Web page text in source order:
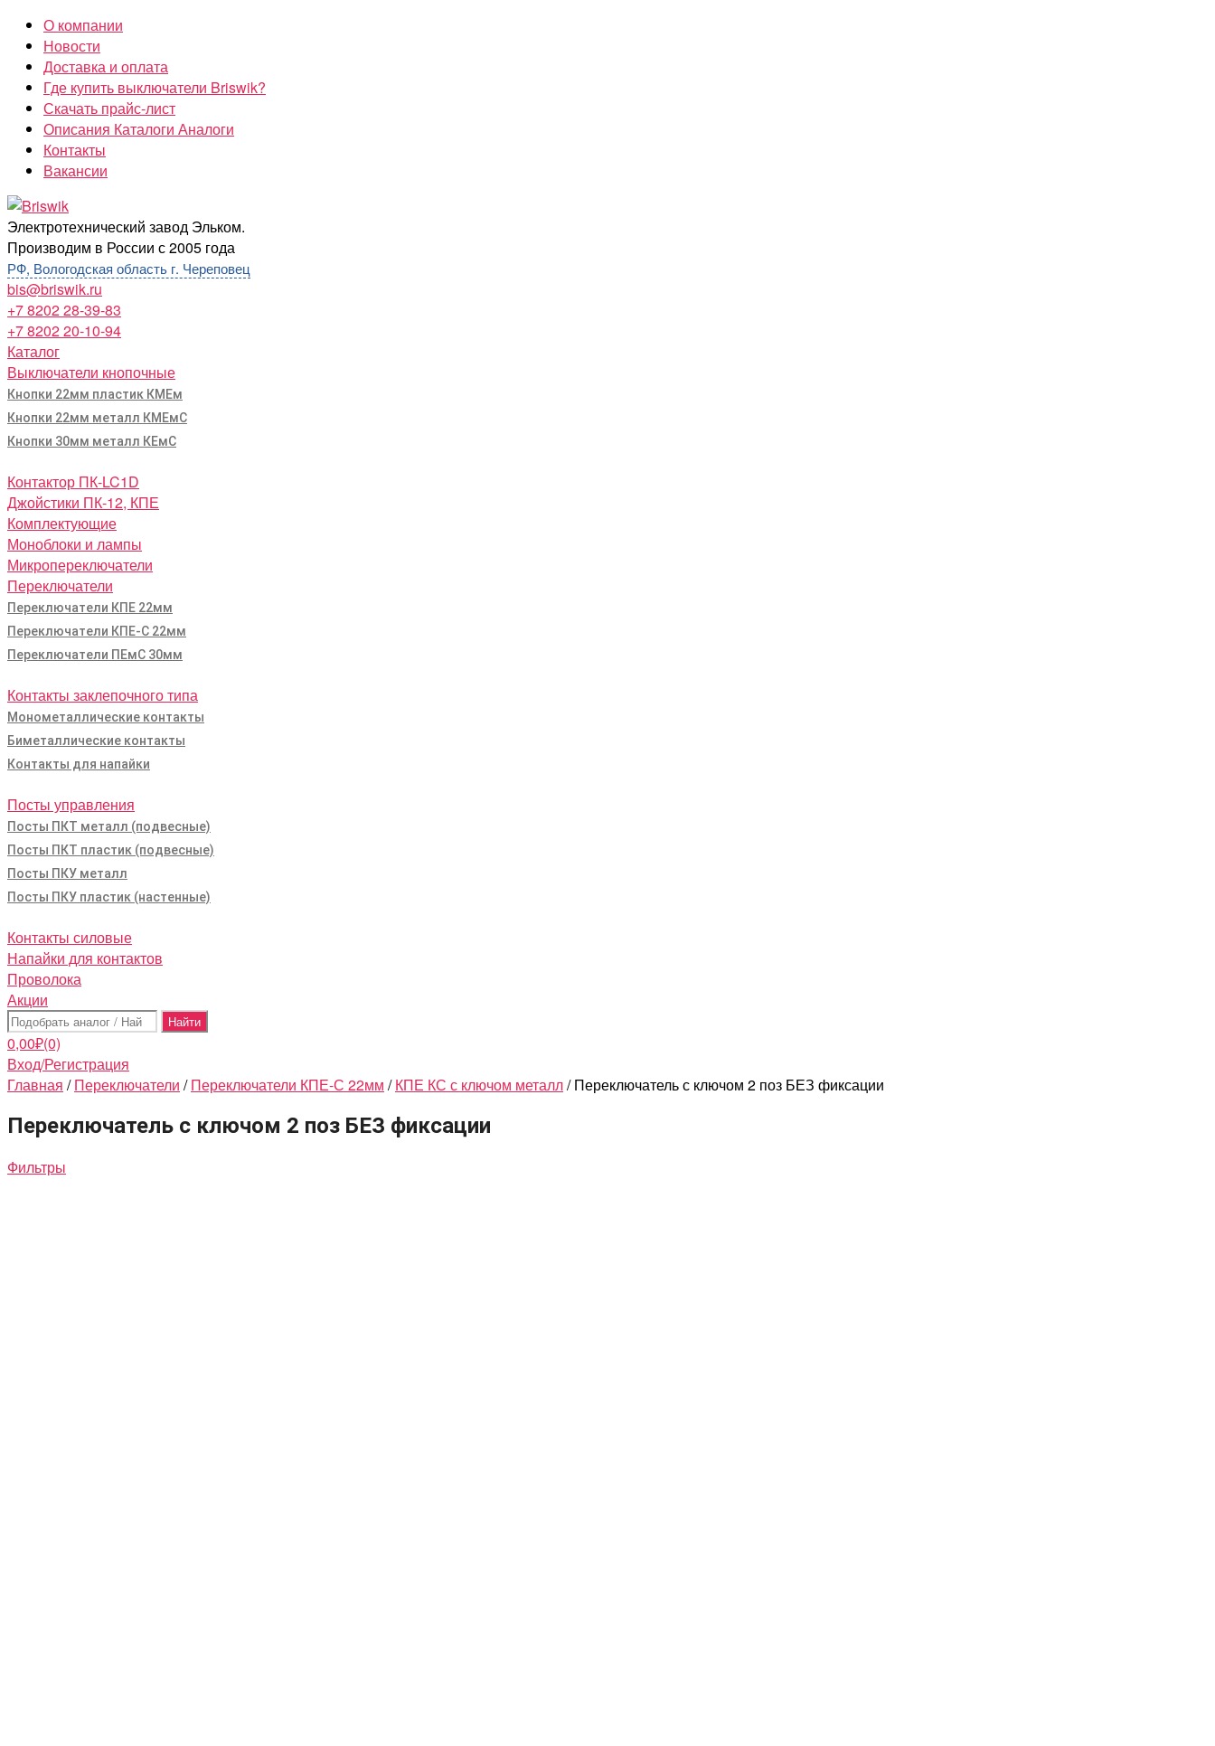
Перейти
содержимому
О компании
Новости
Доставка и оплата
Где купить выключатели Briswik?
Скачать прайс-лист
Описания Каталоги Аналоги
Контакты
Вакансии
Briswik
Электротехнический завод Эльком.
Производим в России с 2005 года
РФ, Вологодская область г. Череповец
bis@briswik.ru
+7 8202 28-39-83
+7 8202 20-10-94
Каталог
Выключатели кнопочные
Кнопки 22мм пластик КМЕм
Кнопки 22мм металл КМЕмС
Кнопки 30мм металл КЕмС
Контактор ПК-LC1D
Джойстики ПК-12, КПЕ
Комплектующие
Моноблоки и лампы
Микропереключатели
Переключатели
Переключатели КПЕ 22мм
Переключатели КПЕ-С 22мм
Переключатели ПЕмС 30мм
Контакты заклепочного типа
Монометаллические контакты
Биметаллические контакты
Контакты для напайки
Посты управления
Посты ПКТ металл (подвесные)
Посты ПКТ пластик (подвесные)
Посты ПКУ металл
Посты ПКУ пластик (настенные)
Контакты силовые
Напайки для контактов
Проволока
Акции
Поиск:
0,00₽(0)
Вход/Регистрация
Главная /Переключатели /Переключатели КПЕ-С 22мм /КПЕ КС с ключом металл/ Переключатель с ключом 2 поз БЕЗ фиксации
Переключатель с ключом 2 поз БЕЗ фиксации
Фильтры